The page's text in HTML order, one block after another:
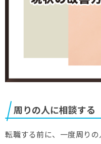
周りの人に相談する
転職する前に、一度周りの